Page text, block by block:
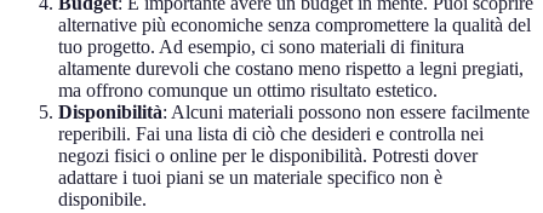
alternative più economiche senza compromettere la qualità del
tuo progetto. Ad esempio, ci sono materiali di finitura
altamente durevoli che costano meno rispetto a legni pregiati,
ma offrono comunque un ottimo risultato estetico.
Disponibilità: Alcuni materiali possono non essere facilmente
reperibili. Fai una lista di ciò che desideri e controlla nei
negozi fisici o online per le disponibilità. Potresti dover
adattare i tuoi piani se un materiale specifico non è
disponibile.